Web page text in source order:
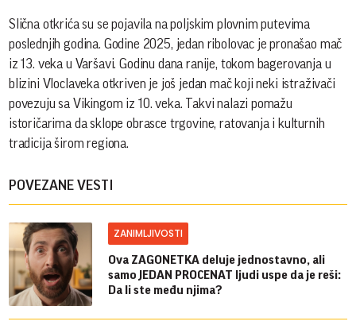
Slična otkrića su se pojavila na poljskim plovnim putevima
poslednjih godina. Godine 2025, jedan ribolovac je pronašao mač
iz 13. veka u Varšavi. Godinu dana ranije, tokom bagerovanja u
blizini Vloclaveka otkriven je još jedan mač koji neki istraživači
povezuju sa Vikingom iz 10. veka. Takvi nalazi pomažu
istoričarima da sklope obrasce trgovine, ratovanja i kulturnih
tradicija širom regiona.
POVEZANE VESTI
ZANIMLJIVOSTI
Ova ZAGONETKA deluje jednostavno, ali
samo JEDAN PROCENAT ljudi uspe da je reši:
Da li ste među njima?